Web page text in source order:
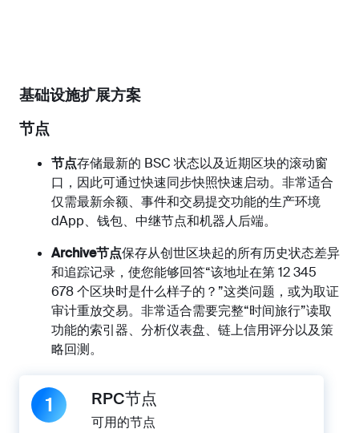
基础设施扩展方案
节点
节点存储最新的 BSC 状态以及近期区块的滚动窗
口，因此可通过快速同步快照快速启动。非常适合
仅需最新余额、事件和交易提交功能的生产环境
dApp、钱包、中继节点和机器人后端。
Archive节点保存从创世区块起的所有历史状态差异
和追踪记录，使您能够回答“该地址在第 12 345
678 个区块时是什么样子的？”这类问题，或为取证
审计重放交易。非常适合需要完整“时间旅行”读取
功能的索引器、分析仪表盘、链上信用评分以及策
略回测。
1 RPC节点
可用的节点